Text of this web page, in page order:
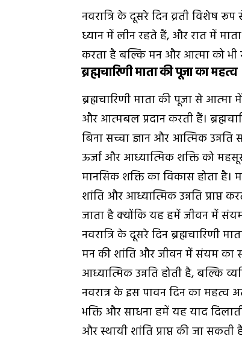
नवरात्रि के दूसरे दिन व्रती विशेष
ध्यान में लीन रहते हैं, और रात में
करता है बल्कि मन और आत्मा को भी
ब्रह्मचारिणी माता की पूजा का महत्व
ब्रह्मचारिणी माता की पूजा से आत्मा
और आत्मबल प्रदान करती हैं।
बिना सच्चा ज्ञान और आत्मिक
ऊर्जा और आध्यात्मिक शक्ति को
मानसिक शक्ति का विकास होता है।
शांति और आध्यात्मिक उन्नति प्राप्त
जाता है क्योंकि यह हमें जीवन में
नवरात्रि के दूसरे दिन ब्रह्मचारिणी
मन की शांति और जीवन में संयम का
आध्यात्मिक उन्नति होती है, बल्कि
नवरात्र के इस पावन दिन का महत्व
भक्ति और साधना हमें यह याद
और स्थायी शांति प्राप्त की जा सकती